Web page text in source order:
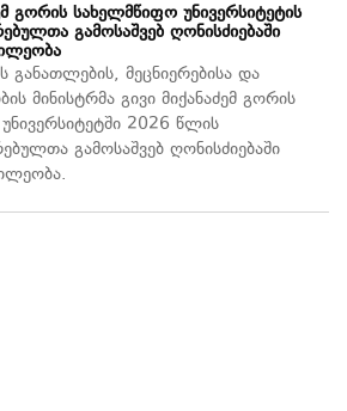
გორის სახელმწიფო უნივერსიტეტის
გამოსაშვებ ღონისძიებაში
მეცნიერებისა და
მინისტრმა გივი მიქანაძემ გორის
2026 წლის
გამოსაშვებ ღონისძიებაში